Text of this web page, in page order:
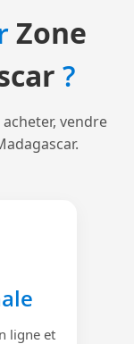
Zone
?
vendre
ligne et